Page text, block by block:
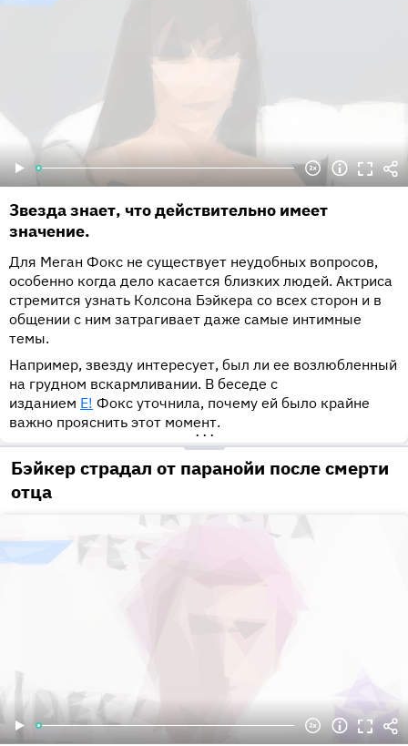
Звезда знает, что действительно имеет
значение.
Для Меган Фокс не существует неудобных вопросов,
особенно когда дело касается близких людей. Актриса
стремится узнать Колсона Бэйкера со всех сторон и в
общении с ним затрагивает даже самые интимные
темы.
Например, звезду интересует, был ли ее возлюбленный
на грудном вскармливании. В беседе с
изданием E! Фокс уточнила, почему ей было крайне
важно прояснить этот момент.
•••
Бэйкер страдал от паранойи после смерти
отца